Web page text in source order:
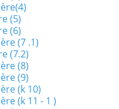
(5)
(6)
(7 .1)
(7.2)
(8)
(9)
(k 10)
(k 11 - 1 )